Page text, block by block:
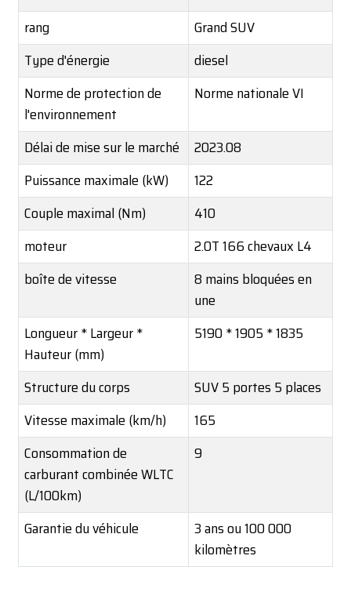
rang
Grand SUV
Type d'énergie
diesel
Norme de protection de
l'environnement
Norme nationale VI
Délai de mise sur le marché
2023.08
Puissance maximale (kW)
122
Couple maximal (Nm)
410
moteur
2.0T 166 chevaux L4
boîte de vitesse
8 mains bloquées en
une
Longueur * Largeur *
Hauteur (mm)
5190 * 1905 * 1835
Structure du corps
SUV 5 portes 5 places
Vitesse maximale (km/h)
165
Consommation de
carburant combinée WLTC
(L/100km)
9
Garantie du véhicule
3 ans ou 100 000
kilomètres